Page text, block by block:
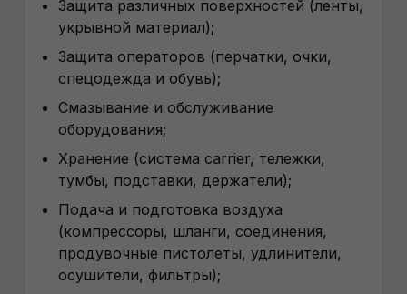
Защита различных поверхностей (ленты,
укрывной материал);
Защита операторов (перчатки, очки,
спецодежда и обувь);
Смазывание и обслуживание
оборудования;
Хранение (система carrier, тележки,
тумбы, подставки, держатели);
Подача и подготовка воздуха
(компрессоры, шланги, соединения,
продувочные пистолеты, удлинители,
осушители, фильтры);